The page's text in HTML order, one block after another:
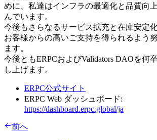
めに、私達はインフラの最適化と品質向
んでいます。
今後もさらなるサービス拡充と在庫安定
お客様からの高いご支持を得られるよう
ます。
今後ともERPCおよびValidators DAOを何
し上げます。
ERPC公式サイト
ERPC Web ダッシュボード:
https://dashboard.erpc.global/ja
前へ